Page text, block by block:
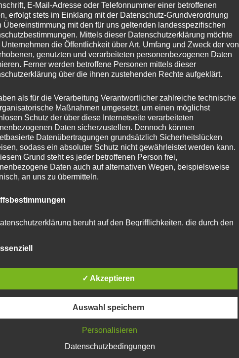
E-Mail-Adresse oder Telefonnummer einer betroffenen
erfolgt stets im Einklang mit der Datenschutz-Grundverordnung
Übereinstimmung mit den für uns geltenden landesspezifischen
Mittels dieser Datenschutzerklärung möchte
Unternehmen die Öffentlichkeit über Art, Umfang und Zweck der von
genutzten und verarbeiteten personenbezogenen Daten
Ferner werden betroffene Personen mittels dieser
über die ihnen zustehenden Rechte aufgeklärt.
als für die Verarbeitung Verantwortlicher zahlreiche technische
Maßnahmen umgesetzt, um einen möglichst
Schutz der über diese Internetseite verarbeiteten
Daten sicherzustellen. Dennoch können
Datenübertragungen grundsätzlich Sicherheitslücken
sodass ein absoluter Schutz nicht gewährleistet werden kann.
Grund steht es jeder betroffenen Person frei,
Daten auch auf alternativen Wegen, beispielsweise
an uns zu übermitteln.
beruht auf den Begrifflichkeiten, die durch den
Grundverordnung (DS-GVO) verwendet wurden. Unsere
soll sowohl für die Öffentlichkeit als auch für unsere
gewährleisten, möchten wir vorab die verwendeten
in dieser Datenschutzerklärung unter anderem die
✓ Akzeptieren
Auswahl speichern
Personalisieren
Datenschutzbedingungen